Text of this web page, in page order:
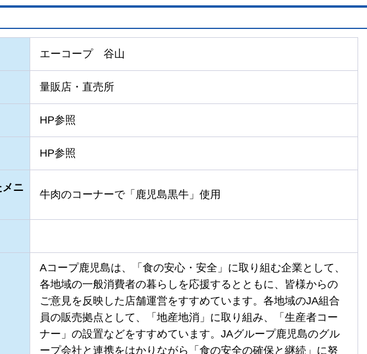
エーコープ 谷山
量販店・直売所
HP参照
HP参照
ニ
牛肉のコーナーで「鹿児島黒牛」使用
Aコープ鹿児島は、「食の安心・安全」に取り組む企業として、
各地域の一般消費者の暮らしを応援するとともに、皆様からの
ご意見を反映した店舗運営をすすめています。各地域のJA組合
員の販売拠点として、「地産地消」に取り組み、「生産者コー
ナー」の設置などをすすめています。JAグループ鹿児島のグル
ープ会社と連携をはかりながら「食の安全の確保と継続」に努